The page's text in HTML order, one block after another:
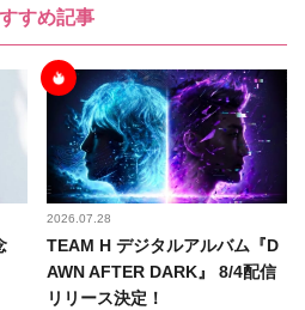
すめ記事
2026.07.28
TEAM H デジタルアルバム『D
AWN AFTER DARK』 8/4配信
リリース決定！